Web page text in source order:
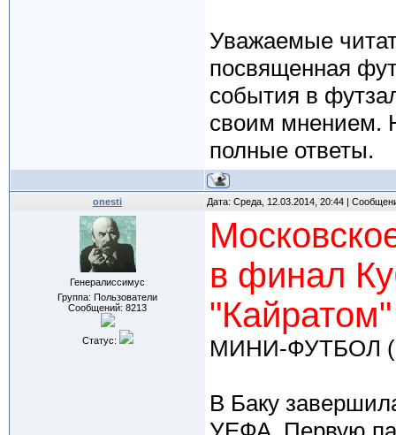
Уважаемые
посвященная
события в
своим мнением.
полные ответы.
onesti Дата: Среда, 12.03.2014, 20:44 |
Генералиссимус
Группа: Пользователи
Сообщений: 8213
Статус:
в финал
"Кайратом"
МИНИ-ФУТБОЛ
В Баку